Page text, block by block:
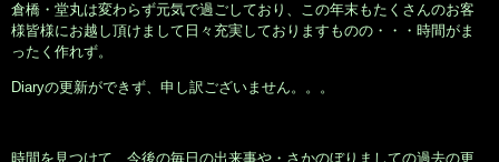
倉橋・堂丸は変わらず元気で過ごしており、この年末もたくさんのお客
様皆様にお越し頂けまして日々充実しておりますものの・・・時間がま
ったく作れず。
Diaryの更新ができず、申し訳ございません。。。
時間を見つけて、今後の毎日の出来事や・さかのぼりましての過去の更